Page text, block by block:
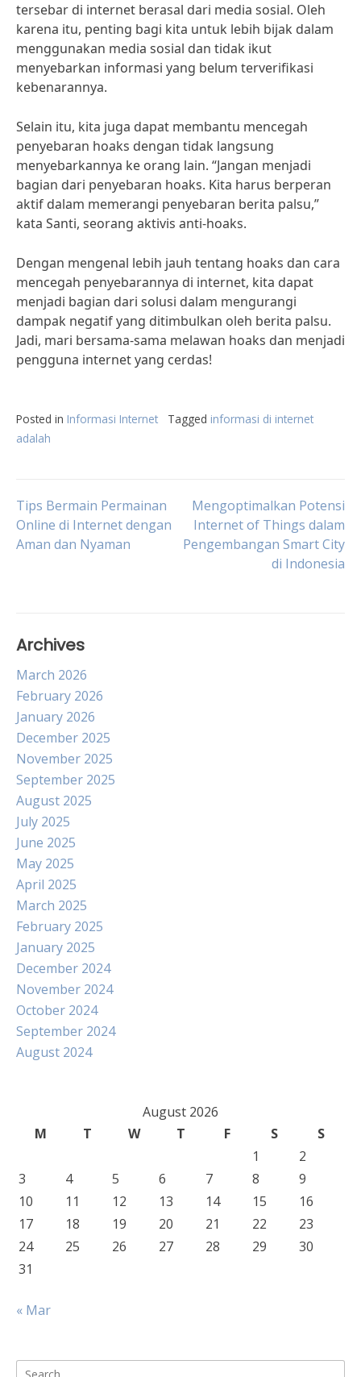
tersebar di internet berasal dari media sosial. Oleh
karena itu, penting bagi kita untuk lebih bijak dalam
menggunakan media sosial dan tidak ikut
menyebarkan informasi yang belum terverifikasi
kebenarannya.
Selain itu, kita juga dapat membantu mencegah
penyebaran hoaks dengan tidak langsung
menyebarkannya ke orang lain. “Jangan menjadi
bagian dari penyebaran hoaks. Kita harus berperan
aktif dalam memerangi penyebaran berita palsu,”
kata Santi, seorang aktivis anti-hoaks.
Dengan mengenal lebih jauh tentang hoaks dan cara
mencegah penyebarannya di internet, kita dapat
menjadi bagian dari solusi dalam mengurangi
dampak negatif yang ditimbulkan oleh berita palsu.
Jadi, mari bersama-sama melawan hoaks dan menjadi
pengguna internet yang cerdas!
Posted in Informasi Internet Tagged informasi di internet
adalah
Post
navigation
Tips Bermain Permainan
Online di Internet dengan
Aman dan Nyaman
Mengoptimalkan Potensi
Internet of Things dalam
Pengembangan Smart City
di Indonesia
Archives
March 2026
February 2026
January 2026
December 2025
November 2025
September 2025
August 2025
July 2025
June 2025
May 2025
April 2025
March 2025
February 2025
January 2025
December 2024
November 2024
October 2024
September 2024
August 2024
August 2026
M
T W T F S
S
1
2
3
4 5 6 7 8
9
10
11 12 13 14 15
16
17
18 19 20 21 22
23
24
25 26 27 28 29
30
31
« Mar
Search